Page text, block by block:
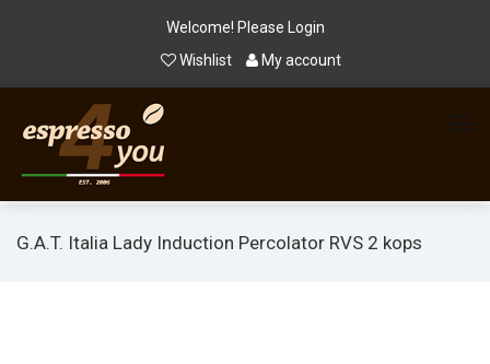
Welcome! Please
Login
Wishlist
My account
G.A.T. Italia Lady Induction Percolator RVS 2 kops